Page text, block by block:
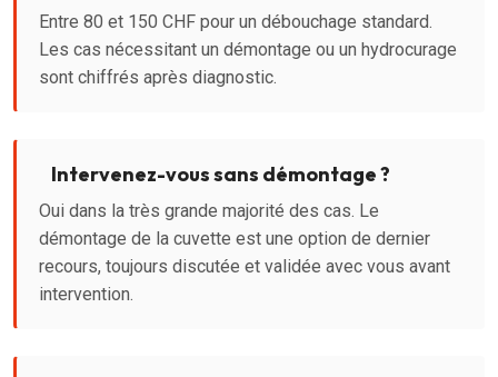
Entre 80 et 150 CHF pour un débouchage standard.
Les cas nécessitant un démontage ou un hydrocurage
sont chiffrés après diagnostic.
Intervenez-vous sans démontage ?
Oui dans la très grande majorité des cas. Le
démontage de la cuvette est une option de dernier
recours, toujours discutée et validée avec vous avant
intervention.